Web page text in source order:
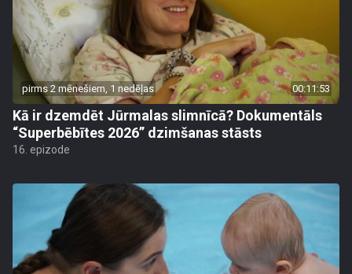
pirms 2 mēnešiem, 1 nedēļas 00:11:53
Kā ir dzemdēt Jūrmalas slimnīcā? Dokumentāls
“Superbēbītes 2026” dzimšanas stāsts
16. epizode